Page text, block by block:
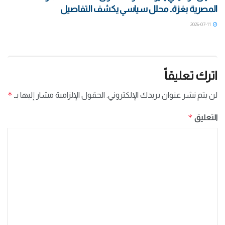
المصرية بغزة.. محلل سياسي يكشف التفاصيل
اترك تعليقاً
لن يتم نشر عنوان بريدك الإلكتروني. الحقول الإلزامية مشار إليها بـ *
التعليق *